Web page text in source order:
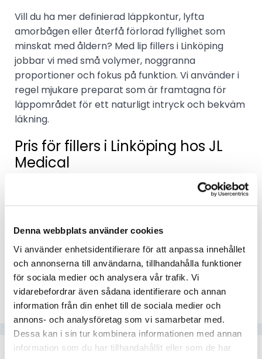
Denna webbplats använder cookies
Vi använder enhetsidentifierare för att anpassa innehållet
och annonserna till användarna, tillhandahålla funktioner
för sociala medier och analysera vår trafik. Vi
vidarebefordrar även sådana identifierare och annan
information från din enhet till de sociala medier och
annons- och analysföretag som vi samarbetar med.
Dessa kan i sin tur kombinera informationen med annan
information som du har tillhandahållit eller som de har
Vill du ha mer definierad läppkontur, lyfta
amorbågen eller återfå förlorad fyllighet som
minskat med åldern? Med lip fillers i Linköping
jobbar vi med små volymer, noggranna
proportioner och fokus på funktion. Vi använder i
regel mjukare preparat som är framtagna för
läppområdet för ett naturligt intryck och bekväm
läkning.
Pris för fillers i Linköping hos JL
Medical
Priset för fillers i Linköping beror på område,
volym, produkttyp och hur komplex din
kostnadsförslag vid konsultation och visar aktuella
priser i vår onlinebokning. Välj hellre kvalitet än en
billig behandlare – då får du en trygg miljö, rätt
produkt och en erfaren behandlare som faktiskt
påverkar resultatet och upplevelsen.